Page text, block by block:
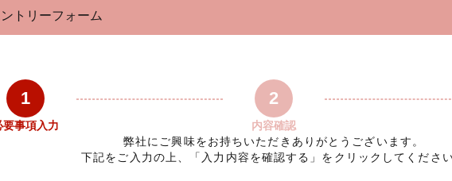
トリーフォーム
1
要事項入力
2
内容確認
弊社にご興味をお持ちいただきありがとうございます。
下記をご入力の上、「入力内容を確認する」をクリックしてください